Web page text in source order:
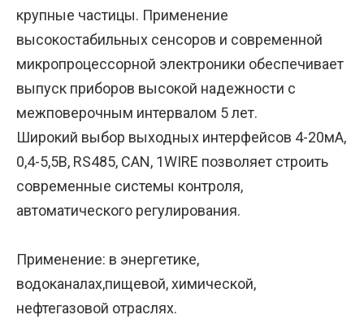
крупные частицы. Применение
высокостабильных сенсоров и современной
микропроцессорной электроники обеспечивает
выпуск приборов высокой надежности с
межповерочным интервалом 5 лет.
Широкий выбор выходных интерфейсов 4-20мА,
0,4-5,5В, RS485, CAN, 1WIRE позволяет строить
современные системы контроля,
автоматического регулирования.
Применение: в энергетике,
водоканалах,пищевой, химической,
нефтегазовой отраслях.